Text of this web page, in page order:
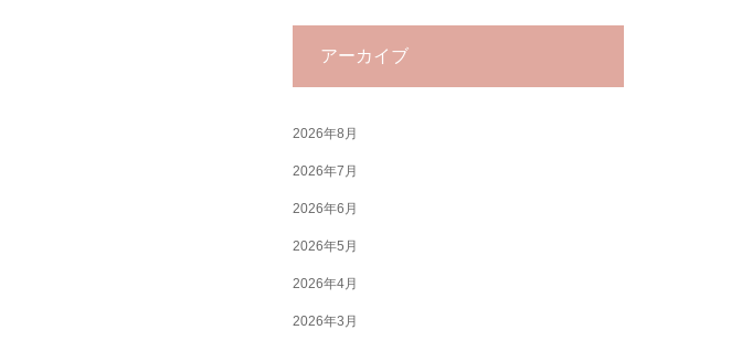
アーカイブ
2026年8月
2026年7月
2026年6月
2026年5月
2026年4月
2026年3月